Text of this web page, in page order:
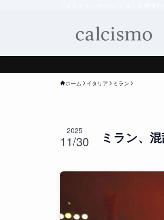
ホーム イタリア ミラン
ミラン、
2025
11/30